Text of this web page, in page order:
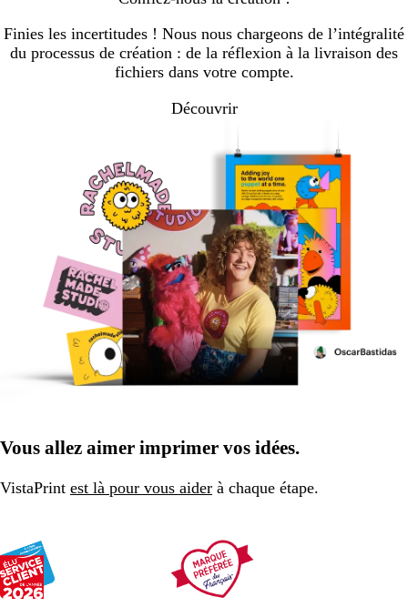
lalala
Finies les incertitudes ! Nous nous chargeons de l’intégralité
du processus de création : de la réflexion à la livraison des
fichiers dans votre compte.
Découvrir
Vous allez aimer imprimer vos idées.
VistaPrint est là pour vous aider à chaque étape.